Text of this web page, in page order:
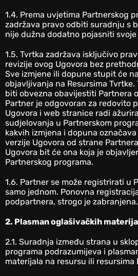
‎1.4. Prema uvjetima Partnerskog
zadržava pravo odbiti suradnju s
nije dužna dodatno pojasniti
1.5. Tvrtka zadržava isključivo
revizije ovog Ugovora bez
Sve izmjene ili dopune stupit će
objavljivanja na Resursima Tvrtke.
biti obvezna obavijestiti Partnera
Partner je odgovoran za redovito
Ugovora i web stranice radi
sudjelovanja u Partnerskom
kakvih izmjena i dopuna
verzije Ugovora od strane
Ugovora bit će ona koja je
Partnerskog programa.
‎1.6. Partner se može registrirati u
samo jednom. Ponovna
podpartnera, strogo je zabranjena.
2. Plasman oglašivačkih
‎2.1. Suradnja između strana u
programa podrazumijeva i
materijala na resursu ili resursima